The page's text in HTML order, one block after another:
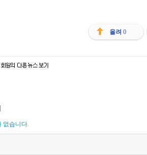
올려 0
없습니다.